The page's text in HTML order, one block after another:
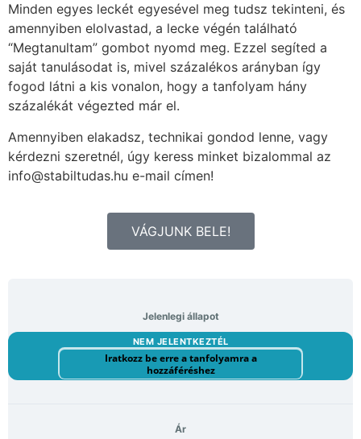
Minden egyes leckét egyesével meg tudsz tekinteni, és
amennyiben elolvastad, a lecke végén található
“Megtanultam” gombot nyomd meg. Ezzel segíted a
saját tanulásodat is, mivel százalékos arányban így
fogod látni a kis vonalon, hogy a tanfolyam hány
százalékát végezted már el.
Amennyiben elakadsz, technikai gondod lenne, vagy
kérdezni szeretnél, úgy keress minket bizalommal az
info@stabiltudas.hu e-mail címen!
VÁGJUNK BELE!
Jelenlegi állapot
NEM JELENTKEZTÉL
Iratkozz be erre a tanfolyamra a
hozzáféréshez
Ár